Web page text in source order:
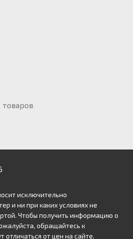
исключительно
и ни при каких условиях не
Чтобы получить информацию о
обращайтесь к
от цен на сайте.